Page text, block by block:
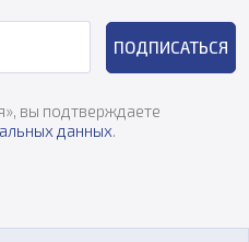
ПОДПИСАТЬСЯ
вы подтверждаете
данных.